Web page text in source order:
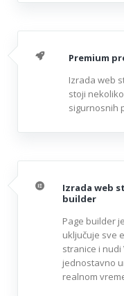
Premium
Izrada web
stoji
sigurnosnih
Izrada web
builder
Page builder
uključuje sve
stranice i nudi
jednostavno
realnom